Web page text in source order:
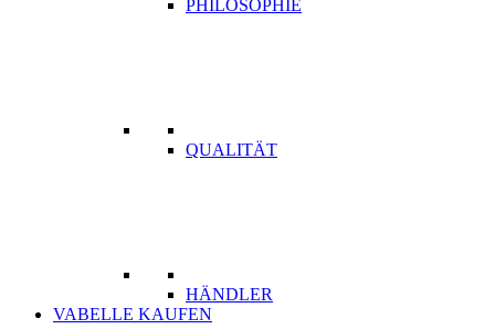
PHILOSOPHIE
QUALITÄT
HÄNDLER
VABELLE KAUFEN